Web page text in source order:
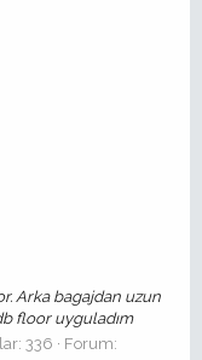
Arka bagajdan uzun
floor uyguladım
336
Forum: